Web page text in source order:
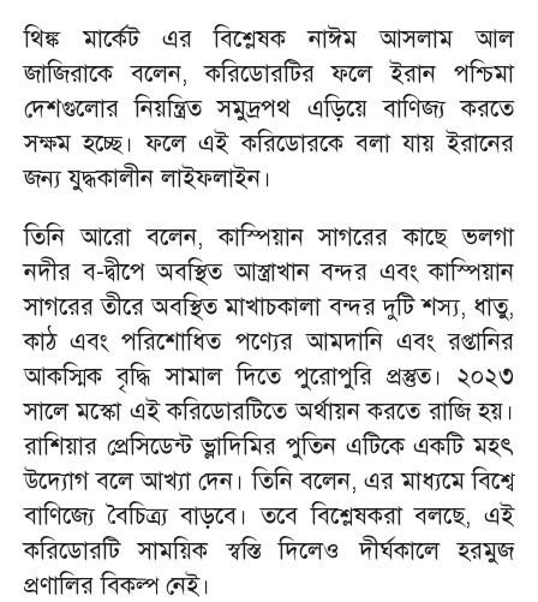
থিঙ্ক মার্কেট এর বিশ্লেষক নাঈম আসলাম আল
জাজিরাকে বলেন, করিডোরটির ফলে ইরান পশ্চিমা
দেশগুলোর নিয়ন্ত্রিত সমুদ্রপথ এড়িয়ে বাণিজ্য করতে
সক্ষম হচ্ছে। ফলে এই করিডোরকে বলা যায় ইরানের
জন্য যুদ্ধকালীন লাইফলাইন।
তিনি আরো বলেন, কাস্পিয়ান সাগরের কাছে ভলগা
নদীর ব-দ্বীপে অবস্থিত আস্ত্রাখান বন্দর এবং কাস্পিয়ান
সাগরের তীরে অবস্থিত মাখাচকালা বন্দর দুটি শস্য, ধাতু,
কাঠ এবং পরিশোধিত পণ্যের আমদানি এবং রপ্তানির
আকস্মিক বৃদ্ধি সামাল দিতে পুরোপুরি প্রস্তুত। ২০২৩
সালে মস্কো এই করিডোরটিতে অর্থায়ন করতে রাজি হয়।
রাশিয়ার প্রেসিডেন্ট ভ্লাদিমির পুতিন এটিকে একটি মহৎ
উদ্যোগ বলে আখ্যা দেন। তিনি বলেন, এর মাধ্যমে বিশ্বে
বাণিজ্যে বৈচিত্র্য বাড়বে। তবে বিশ্লেষকরা বলছে, এই
করিডোরটি সাময়িক স্বস্তি দিলেও দীর্ঘকালে হরমুজ
প্রণালির বিকল্প নেই।